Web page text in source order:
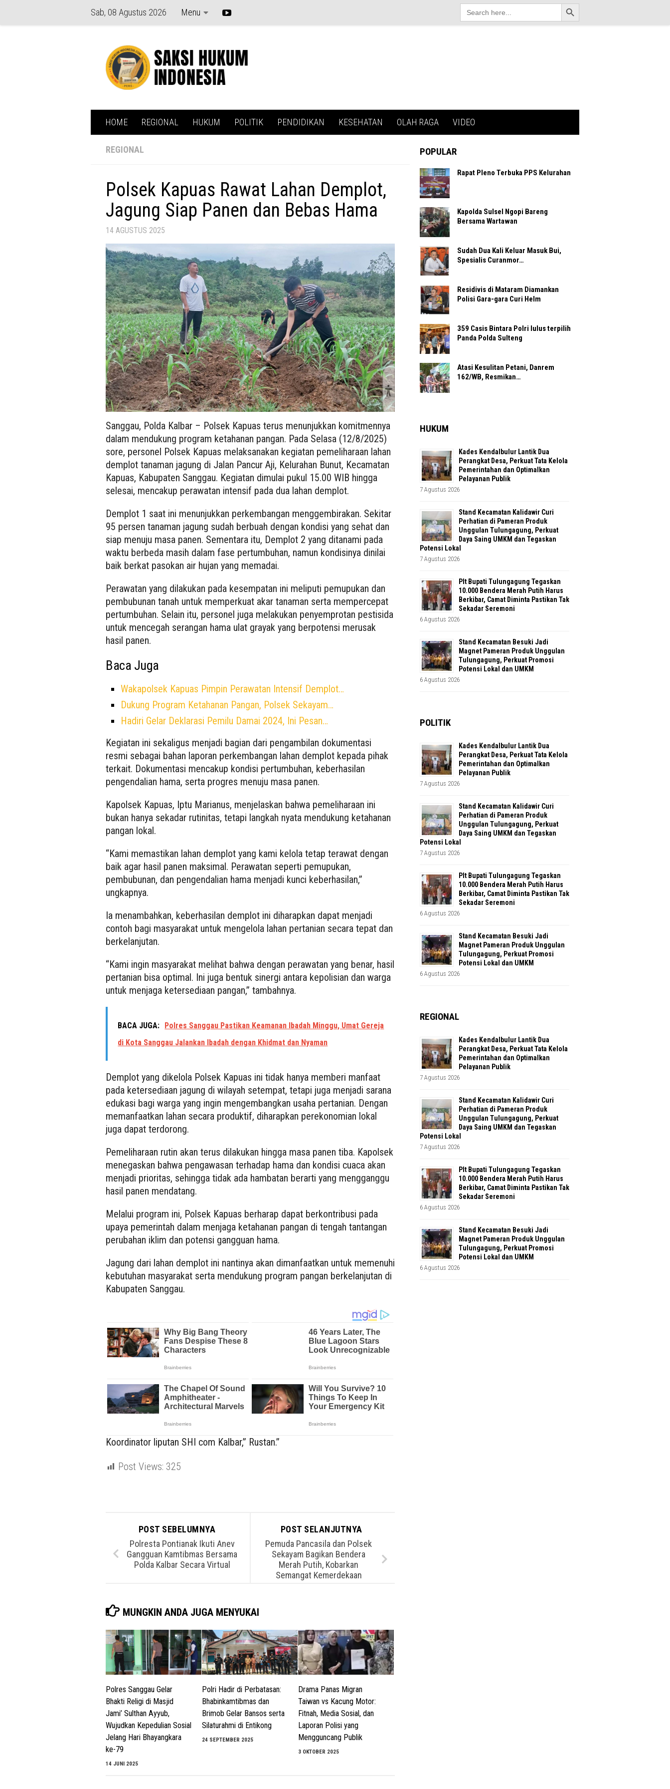
Sab, 08 Agustus 2026 Menu
Search
for:
Search Button
HOME REGIONAL HUKUM POLITIK PENDIDIKAN KESEHATAN OLAH RAGA VIDEO
REGIONAL
Polsek Kapuas Rawat Lahan Demplot,
Jagung Siap Panen dan Bebas Hama
14 AGUSTUS 2025
Sanggau, Polda Kalbar – Polsek Kapuas terus menunjukkan komitmennya
dalam mendukung program ketahanan pangan. Pada Selasa (12/8/2025)
sore, personel Polsek Kapuas melaksanakan kegiatan pemeliharaan lahan
demplot tanaman jagung di Jalan Pancur Aji, Kelurahan Bunut, Kecamatan
Kapuas, Kabupaten Sanggau. Kegiatan dimulai pukul 15.00 WIB hingga
selesai, mencakup perawatan intensif pada dua lahan demplot.
Demplot 1 saat ini menunjukkan perkembangan menggembirakan. Sekitar
95 persen tanaman jagung sudah berbuah dengan kondisi yang sehat dan
siap menuju masa panen. Sementara itu, Demplot 2 yang ditanami pada
waktu berbeda masih dalam fase pertumbuhan, namun kondisinya dinilai
baik berkat pasokan air hujan yang memadai.
Perawatan yang dilakukan pada kesempatan ini meliputi pemupukan dan
pembubunan tanah untuk memperkuat akar tanaman serta mempercepat
pertumbuhan. Selain itu, personel juga melakukan penyemprotan pestisida
untuk mencegah serangan hama ulat grayak yang berpotensi merusak
hasil panen.
Baca Juga
Wakapolsek Kapuas Pimpin Perawatan Intensif Demplot…
Dukung Program Ketahanan Pangan, Polsek Sekayam…
Hadiri Gelar Deklarasi Pemilu Damai 2024, Ini Pesan…
Kegiatan ini sekaligus menjadi bagian dari pengambilan dokumentasi
resmi sebagai bahan laporan perkembangan lahan demplot kepada pihak
terkait. Dokumentasi mencakup kondisi pertumbuhan, keberhasilan
pengendalian hama, serta progres menuju masa panen.
Kapolsek Kapuas, Iptu Marianus, menjelaskan bahwa pemeliharaan ini
bukan hanya sekadar rutinitas, tetapi langkah nyata mendukung ketahanan
pangan lokal.
“Kami memastikan lahan demplot yang kami kelola tetap terawat dengan
baik agar hasil panen maksimal. Perawatan seperti pemupukan,
pembubunan, dan pengendalian hama menjadi kunci keberhasilan,”
ungkapnya.
Ia menambahkan, keberhasilan demplot ini diharapkan dapat menjadi
contoh bagi masyarakat untuk mengelola lahan pertanian secara tepat dan
berkelanjutan.
“Kami ingin masyarakat melihat bahwa dengan perawatan yang benar, hasil
pertanian bisa optimal. Ini juga bentuk sinergi antara kepolisian dan warga
untuk menjaga ketersediaan pangan,” tambahnya.
BACA JUGA: Polres Sanggau Pastikan Keamanan Ibadah Minggu, Umat Gereja
di Kota Sanggau Jalankan Ibadah dengan Khidmat dan Nyaman
Demplot yang dikelola Polsek Kapuas ini tidak hanya memberi manfaat
pada ketersediaan jagung di wilayah setempat, tetapi juga menjadi sarana
edukasi bagi warga yang ingin mengembangkan usaha pertanian. Dengan
memanfaatkan lahan secara produktif, diharapkan perekonomian lokal
juga dapat terdorong.
Pemeliharaan rutin akan terus dilakukan hingga masa panen tiba. Kapolsek
menegaskan bahwa pengawasan terhadap hama dan kondisi cuaca akan
menjadi prioritas, sehingga tidak ada hambatan berarti yang mengganggu
hasil panen mendatang.
Melalui program ini, Polsek Kapuas berharap dapat berkontribusi pada
upaya pemerintah dalam menjaga ketahanan pangan di tengah tantangan
perubahan iklim dan potensi gangguan hama.
Jagung dari lahan demplot ini nantinya akan dimanfaatkan untuk memenuhi
kebutuhan masyarakat serta mendukung program pangan berkelanjutan di
Kabupaten Sanggau.
Koordinator liputan SHI com Kalbar,” Rustan.”
Post Views: 325
POST SELANJUTNYA
Pemuda Pancasila dan Polsek
Sekayam Bagikan Bendera
Merah Putih, Kobarkan
Semangat Kemerdekaan
POST SEBELUMNYA
Polresta Pontianak Ikuti Anev
Gangguan Kamtibmas Bersama
Polda Kalbar Secara Virtual
MUNGKIN ANDA JUGA MENYUKAI
Polres Sanggau Gelar
Bhakti Religi di Masjid
Jami’ Sulthan Ayyub,
Wujudkan Kepedulian Sosial
Jelang Hari Bhayangkara
ke-79
14 JUNI 2025
Polri Hadir di Perbatasan:
Bhabinkamtibmas dan
Brimob Gelar Bansos serta
Silaturahmi di Entikong
24 SEPTEMBER 2025
Drama Panas Migran
Taiwan vs Kacung Motor:
Fitnah, Media Sosial, dan
Laporan Polisi yang
Mengguncang Publik
3 OKTOBER 2025
POPULAR
Rapat Pleno Terbuka PPS Kelurahan
Kapolda Sulsel Ngopi Bareng
Bersama Wartawan
Sudah Dua Kali Keluar Masuk Bui,
Spesialis Curanmor…
Residivis di Mataram Diamankan
Polisi Gara-gara Curi Helm
359 Casis Bintara Polri lulus terpilih
Panda Polda Sulteng
Atasi Kesulitan Petani, Danrem
162/WB, Resmikan…
HUKUM
Kades Kendalbulur Lantik Dua
Perangkat Desa, Perkuat Tata Kelola
Pemerintahan dan Optimalkan
Pelayanan Publik
7 Agustus 2026
Stand Kecamatan Kalidawir Curi
Perhatian di Pameran Produk
Unggulan Tulungagung, Perkuat
Daya Saing UMKM dan Tegaskan
Potensi Lokal
7 Agustus 2026
Plt Bupati Tulungagung Tegaskan
10.000 Bendera Merah Putih Harus
Berkibar, Camat Diminta Pastikan Tak
Sekadar Seremoni
6 Agustus 2026
Stand Kecamatan Besuki Jadi
Magnet Pameran Produk Unggulan
Tulungagung, Perkuat Promosi
Potensi Lokal dan UMKM
6 Agustus 2026
POLITIK
Kades Kendalbulur Lantik Dua
Perangkat Desa, Perkuat Tata Kelola
Pemerintahan dan Optimalkan
Pelayanan Publik
7 Agustus 2026
Stand Kecamatan Kalidawir Curi
Perhatian di Pameran Produk
Unggulan Tulungagung, Perkuat
Daya Saing UMKM dan Tegaskan
Potensi Lokal
7 Agustus 2026
Plt Bupati Tulungagung Tegaskan
10.000 Bendera Merah Putih Harus
Berkibar, Camat Diminta Pastikan Tak
Sekadar Seremoni
6 Agustus 2026
Stand Kecamatan Besuki Jadi
Magnet Pameran Produk Unggulan
Tulungagung, Perkuat Promosi
Potensi Lokal dan UMKM
6 Agustus 2026
REGIONAL
Kades Kendalbulur Lantik Dua
Perangkat Desa, Perkuat Tata Kelola
Pemerintahan dan Optimalkan
Pelayanan Publik
7 Agustus 2026
Stand Kecamatan Kalidawir Curi
Perhatian di Pameran Produk
Unggulan Tulungagung, Perkuat
Daya Saing UMKM dan Tegaskan
Potensi Lokal
7 Agustus 2026
Plt Bupati Tulungagung Tegaskan
10.000 Bendera Merah Putih Harus
Berkibar, Camat Diminta Pastikan Tak
Sekadar Seremoni
6 Agustus 2026
Stand Kecamatan Besuki Jadi
Magnet Pameran Produk Unggulan
Tulungagung, Perkuat Promosi
Potensi Lokal dan UMKM
6 Agustus 2026